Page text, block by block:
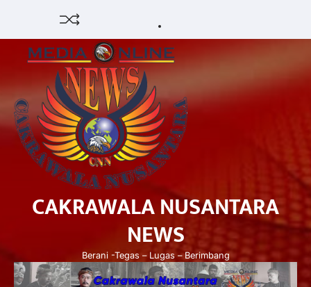
content
CAKRAWALA NUSANTARA
NEWS
Berani -Tegas – Lugas – Berimbang